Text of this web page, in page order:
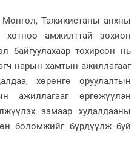
Тажикистаны анхны
амжилттай зохион
байгуулахаар тохирсон нь
нарын хамтын ажиллагааг
хөрөнгө оруулалтын
ажиллагааг өргөжүүлэн
замаар худалдааны
боломжийг бүрдүүлж буй